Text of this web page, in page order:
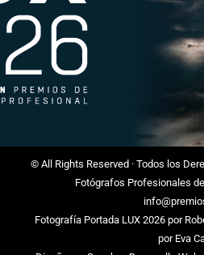
© All Rights Reserved · Todos los
Fotógrafos Profesionales
Fotografía Portada LUX 2026 por
por Eva